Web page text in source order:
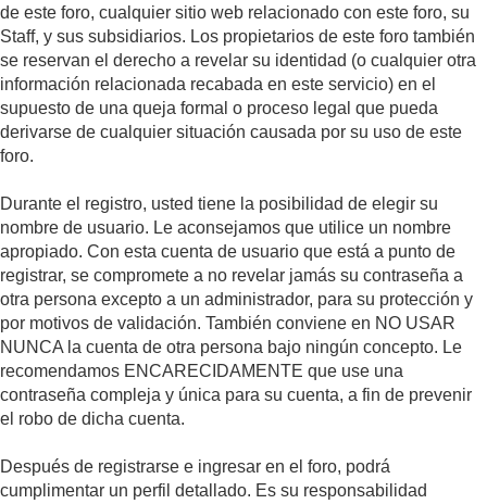
de este foro, cualquier sitio web relacionado con este foro, su
Staff, y sus subsidiarios. Los propietarios de este foro también
se reservan el derecho a revelar su identidad (o cualquier otra
información relacionada recabada en este servicio) en el
supuesto de una queja formal o proceso legal que pueda
derivarse de cualquier situación causada por su uso de este
foro.
Durante el registro, usted tiene la posibilidad de elegir su
nombre de usuario. Le aconsejamos que utilice un nombre
apropiado. Con esta cuenta de usuario que está a punto de
registrar, se compromete a no revelar jamás su contraseña a
otra persona excepto a un administrador, para su protección y
por motivos de validación. También conviene en NO USAR
NUNCA la cuenta de otra persona bajo ningún concepto. Le
recomendamos ENCARECIDAMENTE que use una
contraseña compleja y única para su cuenta, a fin de prevenir
el robo de dicha cuenta.
Después de registrarse e ingresar en el foro, podrá
cumplimentar un perfil detallado. Es su responsabilidad